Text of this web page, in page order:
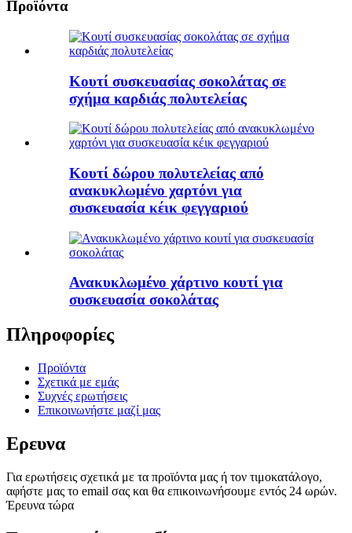
Προϊόντα
Κουτί συσκευασίας σοκολάτας σε
σχήμα καρδιάς πολυτελείας
Κουτί δώρου πολυτελείας από
ανακυκλωμένο χαρτόνι για
συσκευασία κέικ φεγγαριού
Ανακυκλωμένο χάρτινο κουτί για
συσκευασία σοκολάτας
Πληροφορίες
Προϊόντα
Σχετικά με εμάς
Συχνές ερωτήσεις
Επικοινωνήστε μαζί μας
Ερευνα
Για ερωτήσεις σχετικά με τα προϊόντα μας ή τον τιμοκατάλογο,
αφήστε μας το email σας και θα επικοινωνήσουμε εντός 24 ωρών.
Έρευνα τώρα